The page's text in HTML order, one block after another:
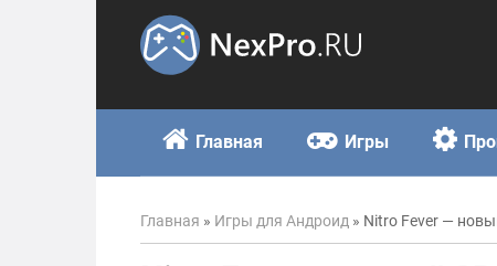
Главная Игры
Главная » Игры для Андроид » Nitro Fever —